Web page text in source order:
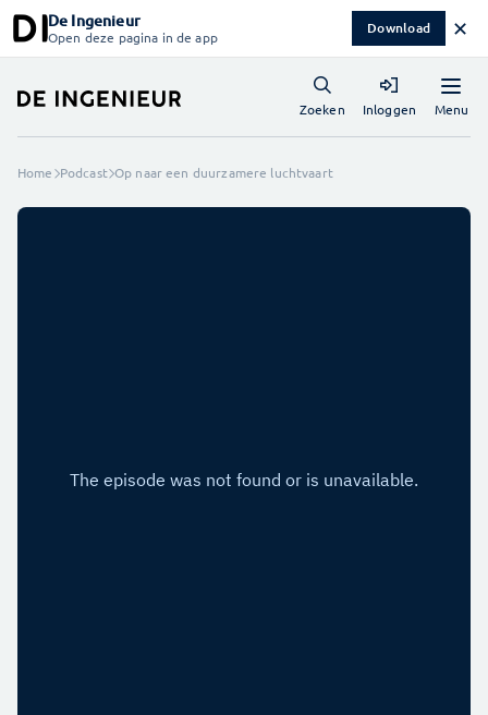
De Ingenieur
Open deze pagina in de app Download ✕
Menu
Zoeken Inloggen
Home Podcast Op naar een duurzamere luchtvaart